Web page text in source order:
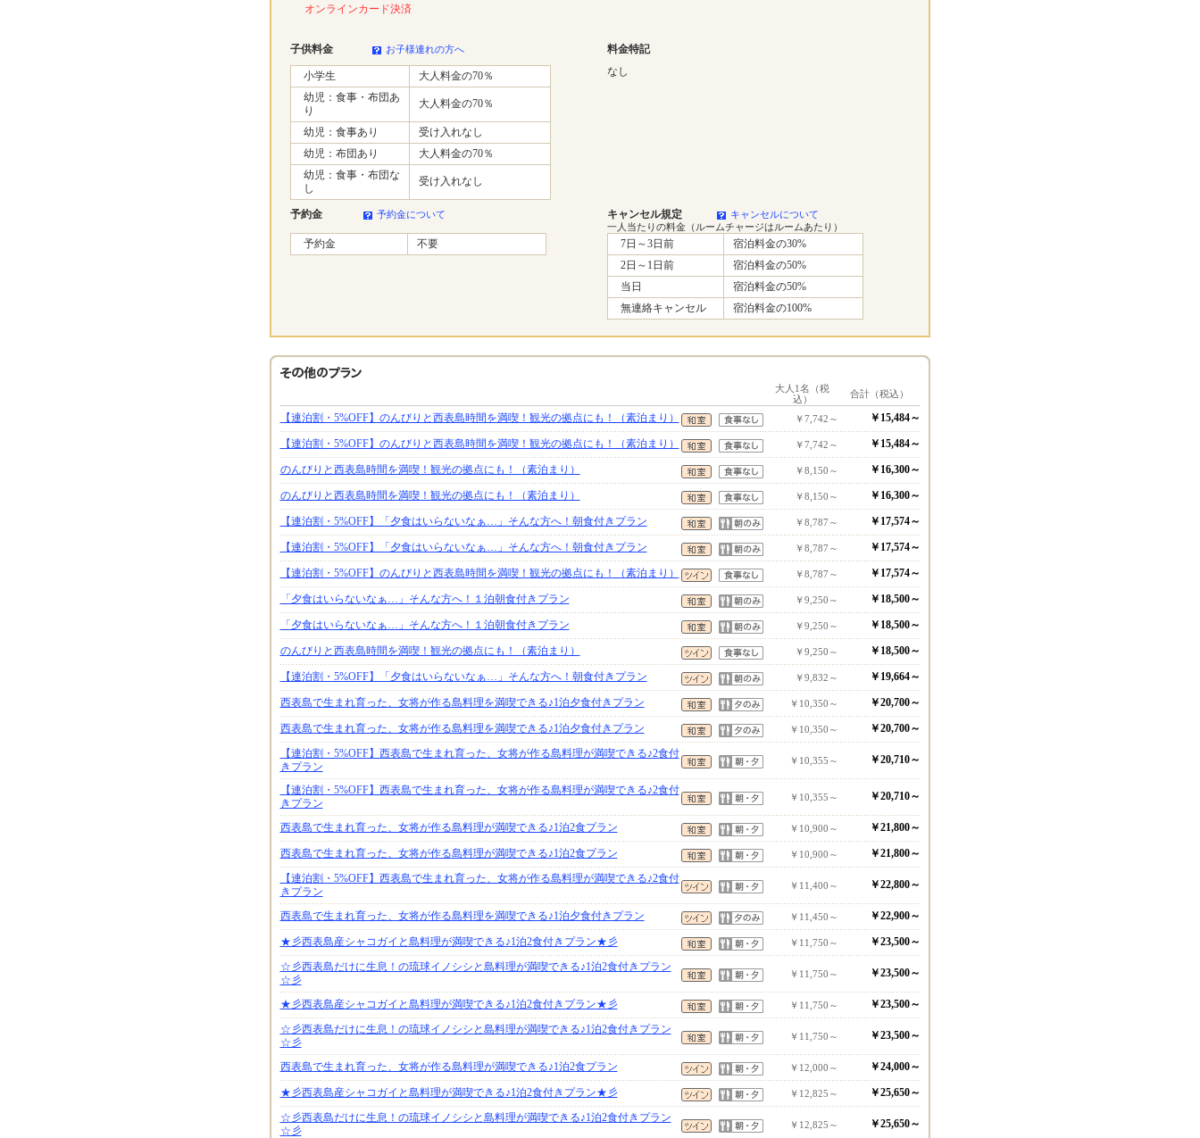
オンラインカード決済
子供料金 お子様連れの方へ 料金特記
小学生
大人料金の70％
幼児：食事・布団あ
り
大人料金の70％
幼児：食事あり
受け入れなし
幼児：布団あり
大人料金の70％
幼児：食事・布団な
し
受け入れなし
なし
予約金 予約金について キャンセル規定
キャンセルについて
一人当たりの料金（ルームチャージはルームあたり）
予約金 不要 7日～3日前
宿泊料金の30%
2日～1日前
宿泊料金の50%
当日
宿泊料金の50%
無連絡キャンセル
宿泊料金の100%
大人1名（税
込）
合計（税込）
【連泊割・5%OFF】のんびりと西表島時間を満喫！観光の拠点にも！（素泊まり） ￥7,742～ ￥15,484～
【連泊割・5%OFF】のんびりと西表島時間を満喫！観光の拠点にも！（素泊まり） ￥7,742～ ￥15,484～
のんびりと西表島時間を満喫！観光の拠点にも！（素泊まり） ￥8,150～ ￥16,300～
のんびりと西表島時間を満喫！観光の拠点にも！（素泊まり） ￥8,150～ ￥16,300～
【連泊割・5%OFF】「夕食はいらないなぁ…」そんな方へ！朝食付きプラン ￥8,787～ ￥17,574～
【連泊割・5%OFF】「夕食はいらないなぁ…」そんな方へ！朝食付きプラン ￥8,787～ ￥17,574～
【連泊割・5%OFF】のんびりと西表島時間を満喫！観光の拠点にも！（素泊まり） ￥8,787～ ￥17,574～
「夕食はいらないなぁ…」そんな方へ！１泊朝食付きプラン ￥9,250～ ￥18,500～
「夕食はいらないなぁ…」そんな方へ！１泊朝食付きプラン ￥9,250～ ￥18,500～
のんびりと西表島時間を満喫！観光の拠点にも！（素泊まり） ￥9,250～ ￥18,500～
【連泊割・5%OFF】「夕食はいらないなぁ…」そんな方へ！朝食付きプラン ￥9,832～ ￥19,664～
西表島で生まれ育った、女将が作る島料理を満喫できる♪1泊夕食付きプラン ￥10,350～ ￥20,700～
西表島で生まれ育った、女将が作る島料理を満喫できる♪1泊夕食付きプラン ￥10,350～
￥20,700～
【連泊割・5%OFF】西表島で生まれ育った、女将が作る島料理が満喫できる♪2食付
きプラン
￥10,355～ ￥20,710～
【連泊割・5%OFF】西表島で生まれ育った、女将が作る島料理が満喫できる♪2食付
きプラン
￥10,355～ ￥20,710～
西表島で生まれ育った、女将が作る島料理が満喫できる♪1泊2食プラン ￥10,900～ ￥21,800～
西表島で生まれ育った、女将が作る島料理が満喫できる♪1泊2食プラン ￥10,900～
￥21,800～
【連泊割・5%OFF】西表島で生まれ育った、女将が作る島料理が満喫できる♪2食付
きプラン
￥11,400～ ￥22,800～
西表島で生まれ育った、女将が作る島料理を満喫できる♪1泊夕食付きプラン ￥11,450～ ￥22,900～
★彡西表島産シャコガイと島料理が満喫できる♪1泊2食付きプラン★彡 ￥11,750～
￥23,500～
☆彡西表島だけに生息！の琉球イノシシと島料理が満喫できる♪1泊2食付きプラン
☆彡
￥11,750～ ￥23,500～
★彡西表島産シャコガイと島料理が満喫できる♪1泊2食付きプラン★彡 ￥11,750～
￥23,500～
☆彡西表島だけに生息！の琉球イノシシと島料理が満喫できる♪1泊2食付きプラン
☆彡
￥11,750～ ￥23,500～
西表島で生まれ育った、女将が作る島料理が満喫できる♪1泊2食プラン ￥12,000～ ￥24,000～
★彡西表島産シャコガイと島料理が満喫できる♪1泊2食付きプラン★彡 ￥12,825～
￥25,650～
☆彡西表島だけに生息！の琉球イノシシと島料理が満喫できる♪1泊2食付きプラン
☆彡
￥12,825～ ￥25,650～